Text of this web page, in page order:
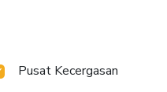
Pusat Kecergasan